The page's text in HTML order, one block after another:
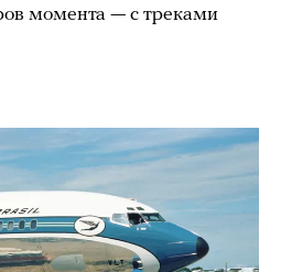
момента — с треками